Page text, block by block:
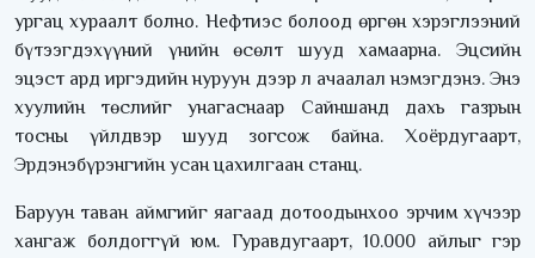
ургац хураалт болно. Нефтиэс болоод өргөн хэрэглээний
бүтээгдэхүүний үнийн өсөлт шууд хамаарна. Эцсийн
эцэст ард иргэдийн нуруун дээр л ачаалал нэмэгдэнэ. Энэ
хуулийн төслийг унагаснаар Сайншанд дахь газрын
тосны үйлдвэр шууд зогсож байна. Хоёрдугаарт,
Эрдэнэбүрэнгийн усан цахилгаан станц.
Баруун таван аймгийг яагаад дотоодынхоо эрчим хүчээр
хангаж болдоггүй юм. Гуравдугаарт, 10.000 айлыг гэр